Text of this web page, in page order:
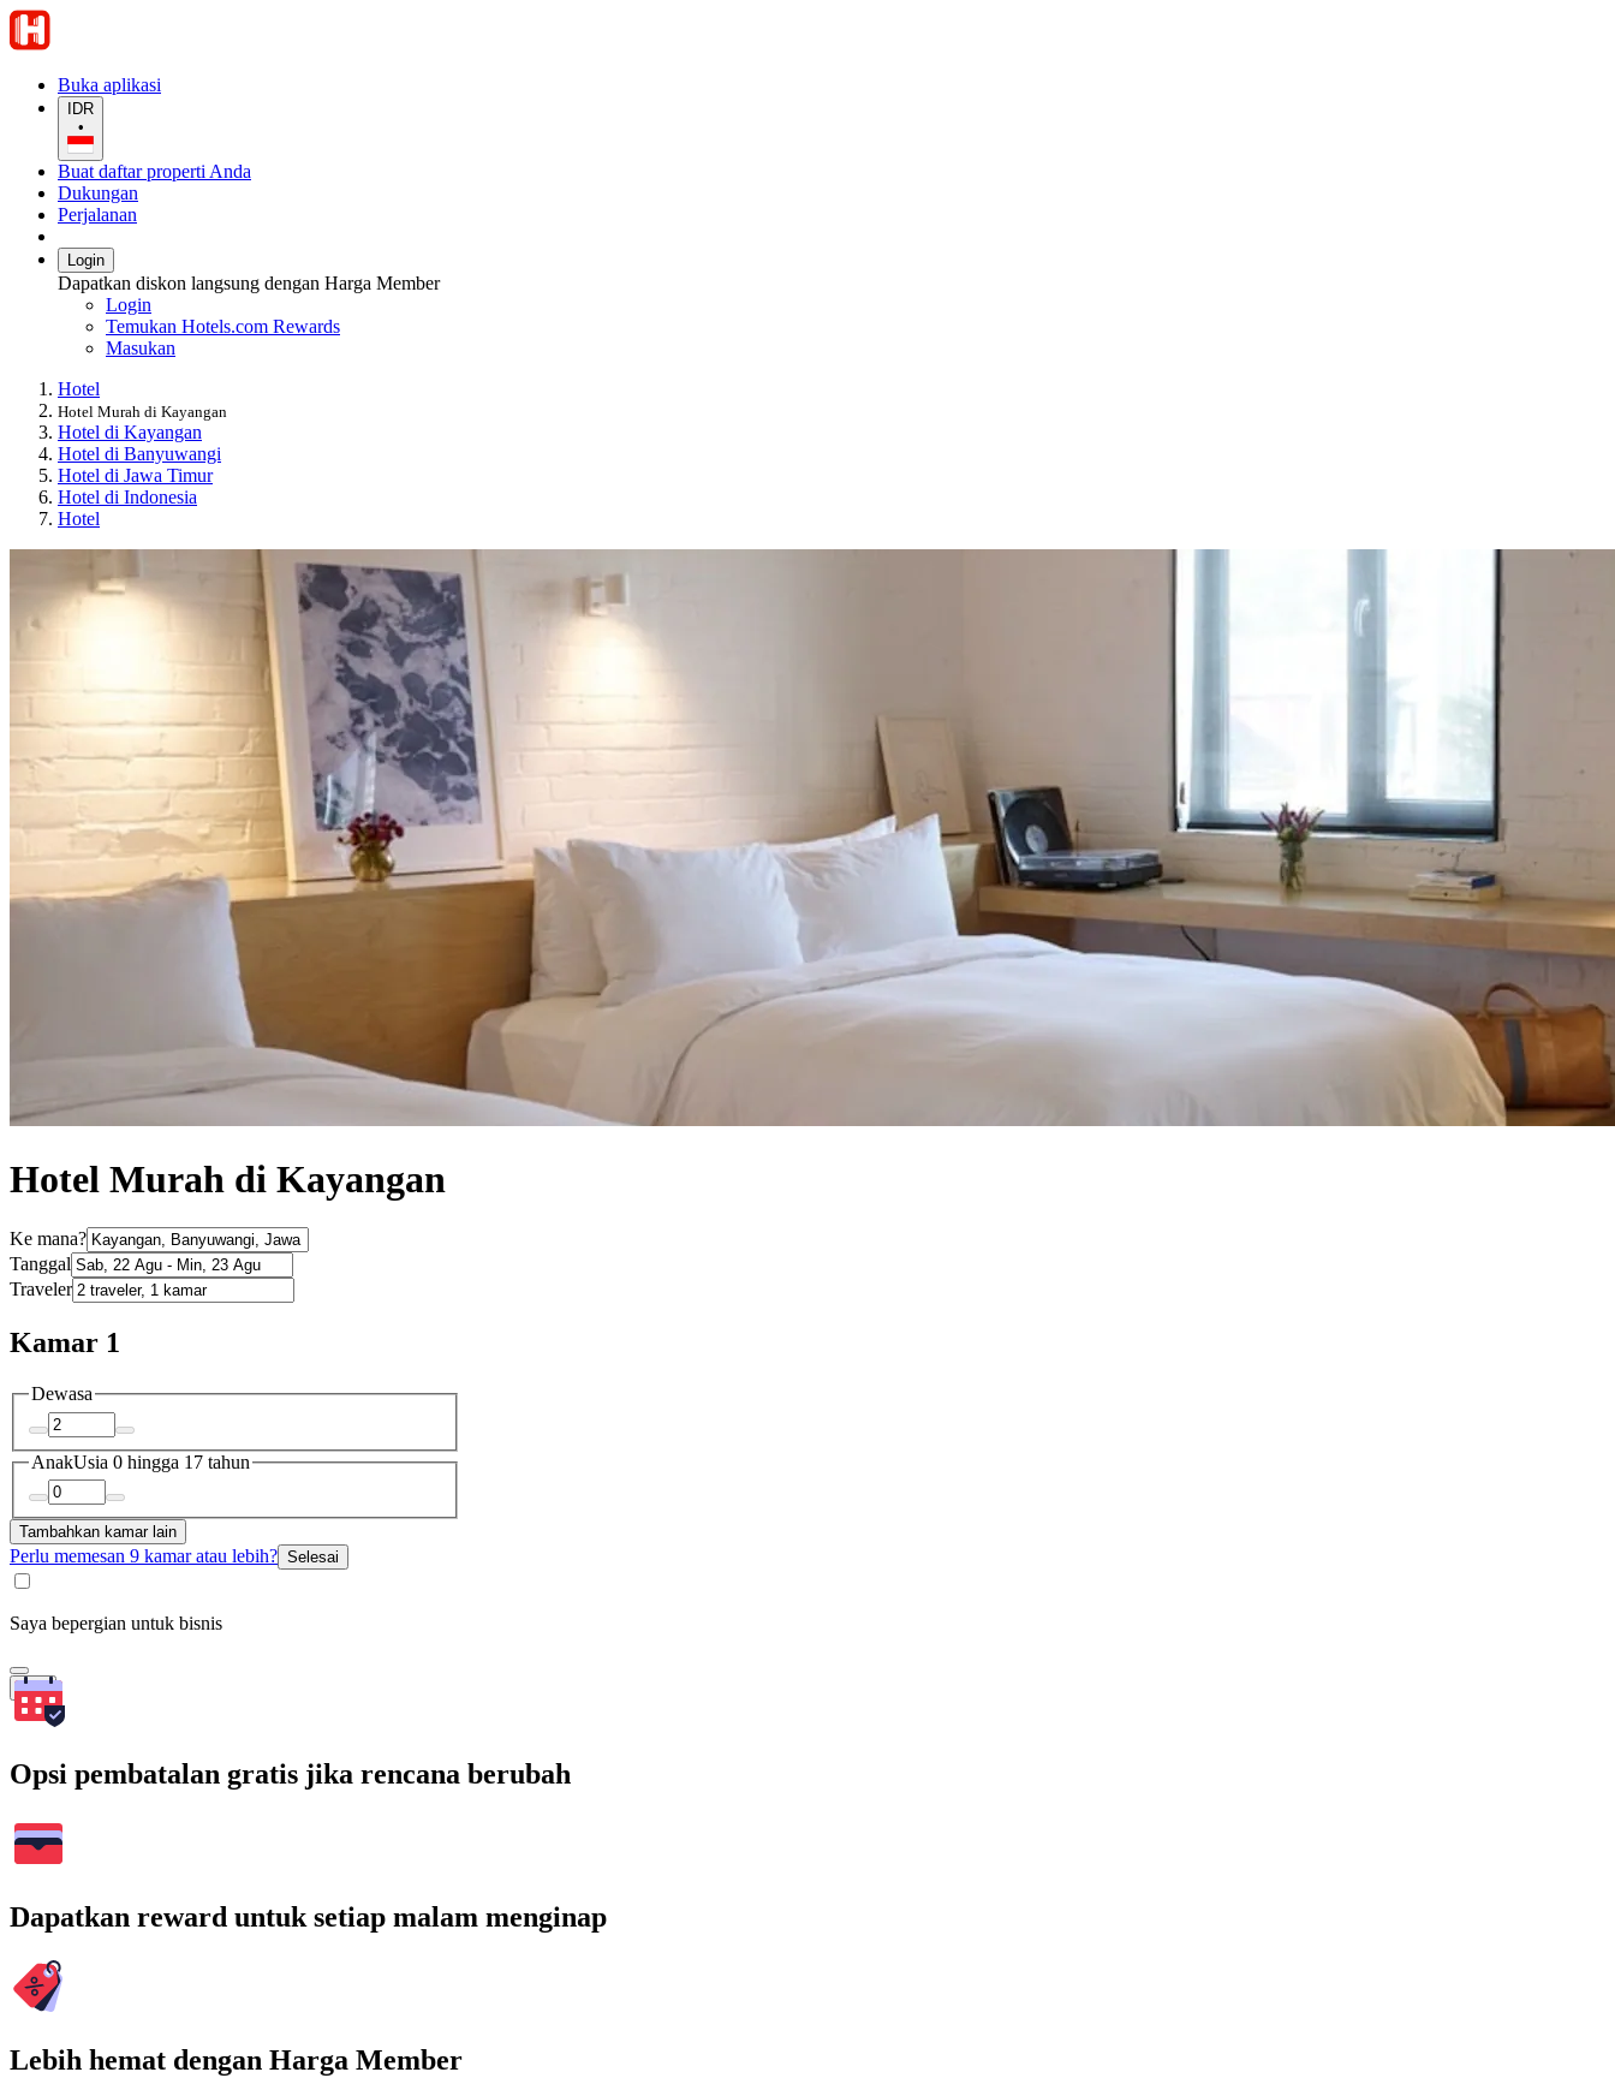
Buka aplikasi
IDR
•
Buat daftar properti Anda
Dukungan
Perjalanan
Login
Dapatkan diskon langsung dengan Harga Member
Login
Temukan Hotels.com Rewards
Masukan
Hotel
Hotel Murah di Kayangan
Hotel di Kayangan
Hotel di Banyuwangi
Hotel di Jawa Timur
Hotel di Indonesia
Hotel
Hotel Murah di Kayangan
Ke mana?
Tanggal
Traveler
Kamar 1
Dewasa
AnakUsia 0 hingga 17 tahun
Tambahkan kamar lain
Perlu memesan 9 kamar atau lebih? Selesai
Saya bepergian untuk bisnis
Cari
Opsi pembatalan gratis jika rencana berubah
Dapatkan reward untuk setiap malam menginap
Lebih hemat dengan Harga Member